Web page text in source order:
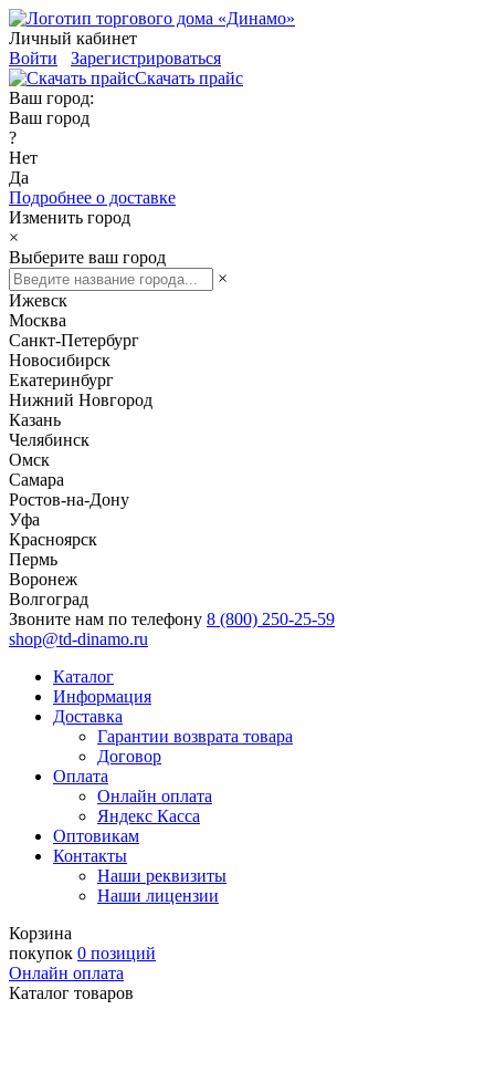
Личный кабинет
Войти
Зарегистрироваться
Скачать прайс
Ваш город:
Ваш город
?
Нет
Да
Подробнее о доставке
Изменить город
×
Выберите ваш город
×
Ижевск
Москва
Санкт-Петербург
Новосибирск
Екатеринбург
Нижний Новгород
Казань
Челябинск
Омск
Самара
Ростов-на-Дону
Уфа
Красноярск
Пермь
Воронеж
Волгоград
Звоните нам по телефону 8 (800) 250-25-59
shop@td-dinamo.ru
Каталог
Информация
Доставка
Гарантии возврата товара
Договор
Оплата
Онлайн оплата
Яндекс Касса
Оптовикам
Контакты
Наши реквизиты
Наши лицензии
Корзина
покупок 0 позиций
Онлайн оплата
Каталог товаров